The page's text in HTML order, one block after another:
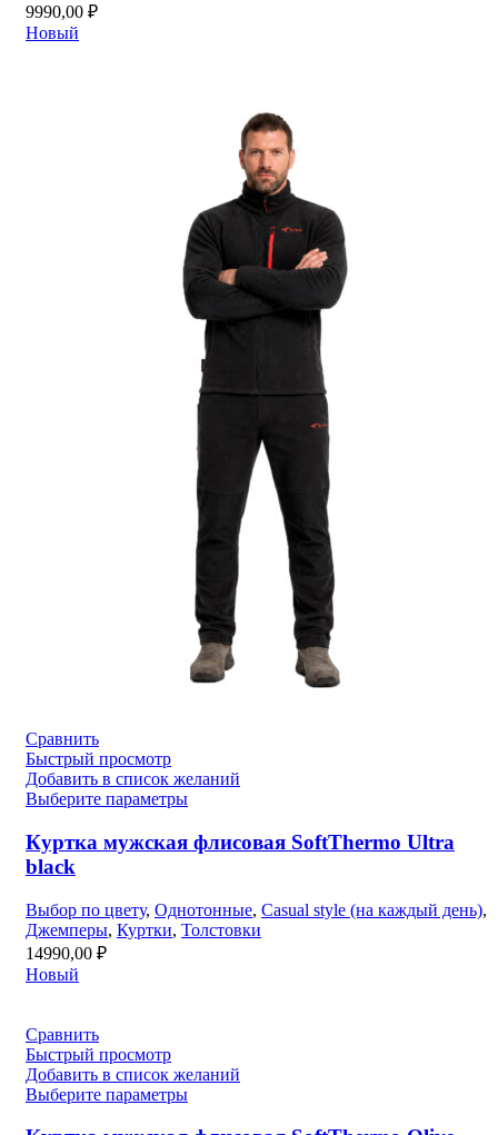
9990,00 ₽
Новый
Сравнить
Быстрый просмотр
Добавить в список желаний
Выберите параметры
Куртка мужская флисовая SoftThermo Ultra
black
Выбор по цвету, Однотонные, Casual style (на каждый день),
Джемперы, Куртки, Толстовки
14990,00 ₽
Новый
Сравнить
Быстрый просмотр
Добавить в список желаний
Выберите параметры